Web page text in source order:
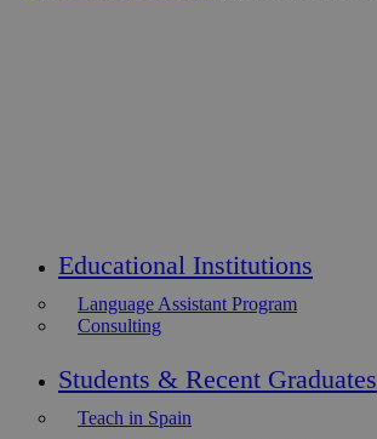
Educational Institutions
Language Assistant Program
Consulting
Students & Recent Graduates
Teach in Spain